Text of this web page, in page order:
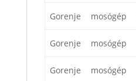
Gorenje mosógép
Gorenje mosógép
Gorenje mosógép